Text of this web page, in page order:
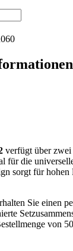
verfügt über zwei
für die
sorgt für
Sie einen
von